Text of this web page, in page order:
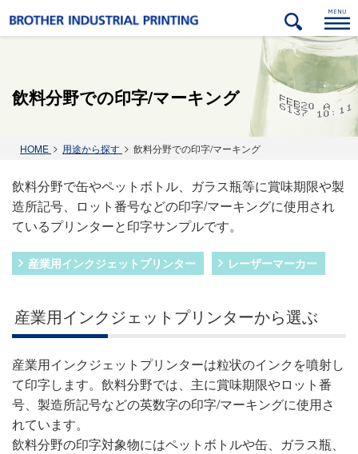
飲料分野での印字/マーキング
HOME 用途から探す 飲料分野での印字/マーキング
飲料分野で缶やペットボトル、ガラス瓶等に賞味期限や製
造所記号、ロット番号などの印字/マーキングに使用され
ているプリンターと印字サンプルです。
産業用インクジェットプリンター レーザーマーカー
産業用インクジェットプリンターから選ぶ
産業用インクジェットプリンターは粒状のインクを噴射し
て印字します。飲料分野では、主に賞味期限やロット番
号、製造所記号などの英数字の印字/マーキングに使用さ
れています。
飲料分野の印字対象物にはペットボトルや缶、ガラス瓶、